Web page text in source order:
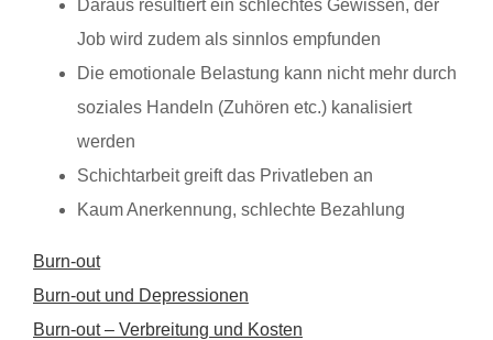
Daraus resultiert ein schlechtes Gewissen, der
Job wird zudem als sinnlos empfunden
Die emotionale Belastung kann nicht mehr durch
soziales Handeln (Zuhören etc.) kanalisiert
werden
Schichtarbeit greift das Privatleben an
Kaum Anerkennung, schlechte Bezahlung
Burn-out
Burn-out und Depressionen
Burn-out – Verbreitung und Kosten